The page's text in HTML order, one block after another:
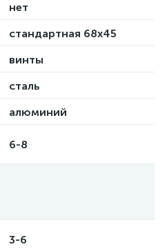
нет
стандартная 68х45
винты
сталь
алюминий
6-8
3-6